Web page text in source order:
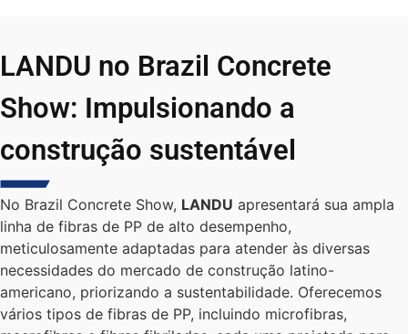
LANDU no Brazil Concrete
Show: Impulsionando a
construção sustentável
No Brazil Concrete Show, LANDU apresentará sua ampla
linha de fibras de PP de alto desempenho,
meticulosamente adaptadas para atender às diversas
necessidades do mercado de construção latino-
americano, priorizando a sustentabilidade. Oferecemos
vários tipos de fibras de PP, incluindo microfibras,